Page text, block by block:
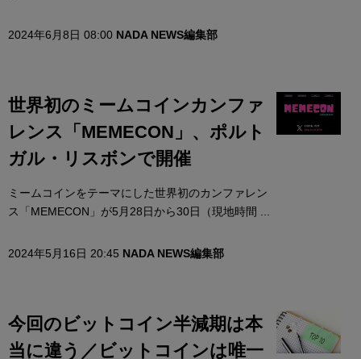
2024年6月8日 08:00 NADA NEWS編集部
世界初のミームコインカンファ
レンス「MEMECON」、ポルト
ガル・リスボンで開催
ミームコインをテーマにした世界初のカンファレン
ス「MEMECON」が5月28日から30日（現地時間 ...
2024年5月16日 20:45 NADA NEWS編集部
今回のビットコイン半減期は本
当に違う／ビットコインは唯一